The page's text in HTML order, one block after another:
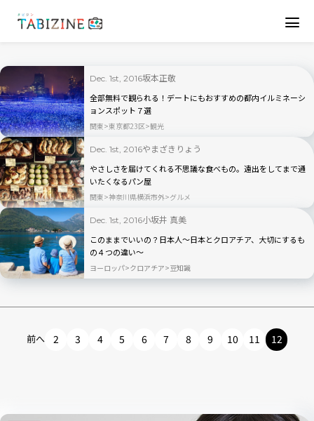
Dec. 1st, 2016坂本正敬
全部無料で観られる！デートにもおすすめの都内イルミネーシ
ョンスポット７選
関東 東京都23区 観光
Dec. 1st, 2016やまざきりょう
やさしさを届けてくれる不思議な食べもの。遠出をしてまで通
いたくなるパン屋
関東 神奈川県横浜市外 グルメ
Dec. 1st, 2016小坂井 真美
このままでいいの？日本人〜日本とクロアチア、大切にするも
の４つの違い〜
ヨーロッパ クロアチア 豆知識
前へ 2 3 4 5 6 7 8 9 10 11 12